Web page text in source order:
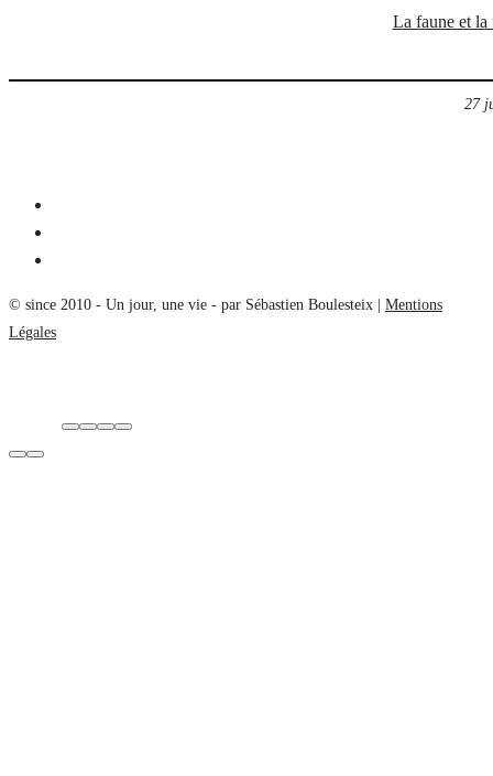
La faune et
27
© since 2010 - Un jour, une vie - par Sébastien Boulesteix | Mentions
Légales